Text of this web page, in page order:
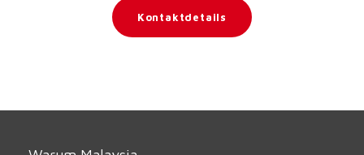
Kontaktdetails